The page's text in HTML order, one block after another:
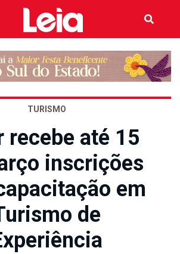
TURISMO
recebe até 15
inscrições
em
de